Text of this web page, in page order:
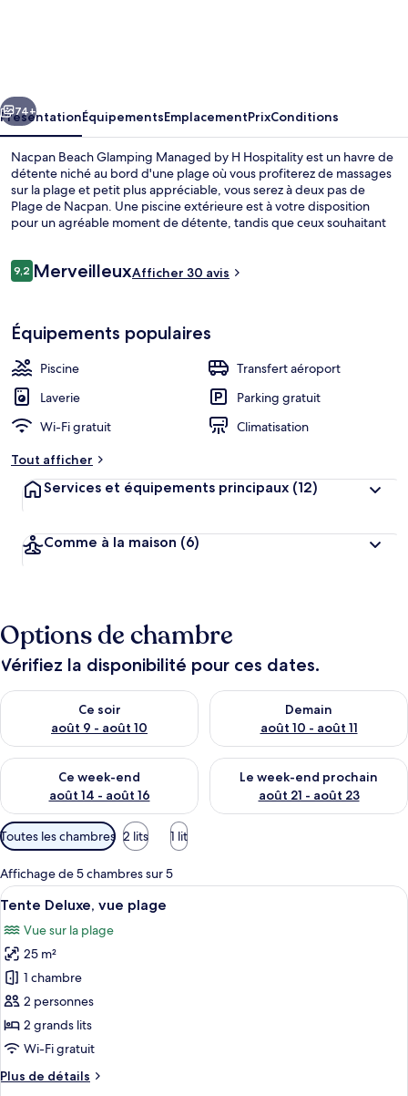
by
H
Hospitality
Suivant
74+
PrésentationÉquipementsEmplacementPrixConditions
Nacpan Beach Glamping Managed by H Hospitality est un havre de
détente niché au bord d'une plage où vous profiterez de massages
sur la plage et petit plus appréciable, vous serez à deux pas de
Plage de Nacpan. Une piscine extérieure est à votre disposition
pour un agréable moment de détente, tandis que ceux souhaitant
Beach Bar & Resto sert des spécialités Cuisine internationale et est
plaisir. Les logements vous réservent par ailleurs d'agréables petits
plus comme des lits confortables avec matelas Tempur-Pedic et une
Avis
voyageurs
9,29,2 sur 10
MerveilleuxAfficher 30 avis
Équipements populaires
Piscine
Transfert aéroport
Laverie
Parking gratuit
Wi-Fi gratuit
Climatisation
Tout afficher
Services et équipements principaux (12)
Comme à la maison (6)
Options de chambre
Vérifiez la disponibilité pour ces dates.
Ce soir
août 9 - août 10
Vérifier la disponibilité pour ce soir août 9 - août 10
Demain
août 10 - août 11
Vérifier la disponibilité pour
Ce week-end
août 14 - août 16
Vérifier la disponibilité pour ce week-end août 14 - août 16
Le week-end prochain
août 21 - août 23
Vérifier la disponibilité pour
Filtres
disponibles
pour
les
chambres
Toutes les chambres 2 lits 1 lit
Affichage de 5 chambres sur 5
Afficher
toutes
les
photos
pour
ce
type
de
chambre :
Tente
Une pièce confortable aménagée
12
Tente Deluxe, vue plage
Vue sur la plage
25 m²
1 chambre
2 personnes
2 grands lits
Wi-Fi gratuit
Plus de détails
Plus